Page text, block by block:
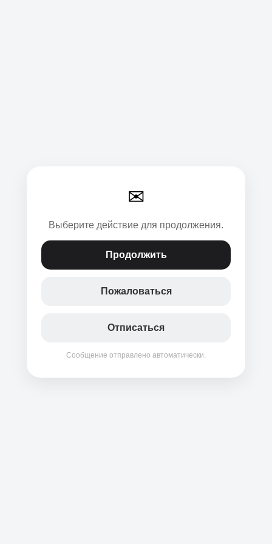
✉
Выберите действие для продолжения.
Продолжить
Пожаловаться
Отписаться
Сообщение отправлено автоматически.